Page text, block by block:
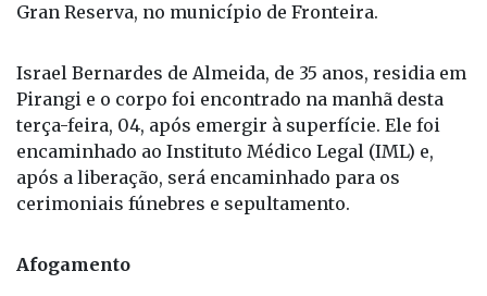
Gran Reserva, no município de Fronteira.
Israel Bernardes de Almeida, de 35 anos, residia em
Pirangi e o corpo foi encontrado na manhã desta
terça-feira, 04, após emergir à superfície. Ele foi
encaminhado ao Instituto Médico Legal (IML) e,
após a liberação, será encaminhado para os
cerimoniais fúnebres e sepultamento.
Afogamento